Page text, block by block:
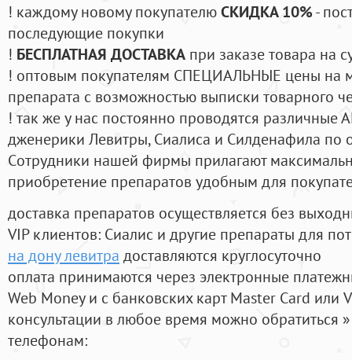
! каждому новому покупателюСКИДКА 10%-
последующие покупки
! БЕСПЛАТНАЯ ДОСТАВКА при заказе товара на
! оптовым покупателям СПЕЦИАЛЬНЫЕ цены на
препарата с возможностью выписки товарного
! так же у нас постоянно проводятся
дженерики Левитры, Сиалиса и Силденафила по
Cотрудники нашей фирмы прилагают
приобретение препаратов удобным для
доставка препаратов осуществляется без
VIP клиентов: Сиалис и другие препараты для
на дону левитра доставляются круглосуточно
оплата принимаются через электронные
Web Money и с банковских карт Master Card или
консультации в любое время можно обратиться
телефонам: